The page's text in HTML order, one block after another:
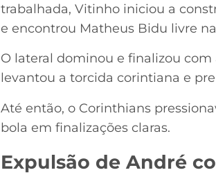
trabalhada, Vitinho iniciou a
e encontrou Matheus Bidu livre
O lateral dominou e finalizou
levantou a torcida corintiana e
Até então, o Corinthians
bola em finalizações claras.
Expulsão de André